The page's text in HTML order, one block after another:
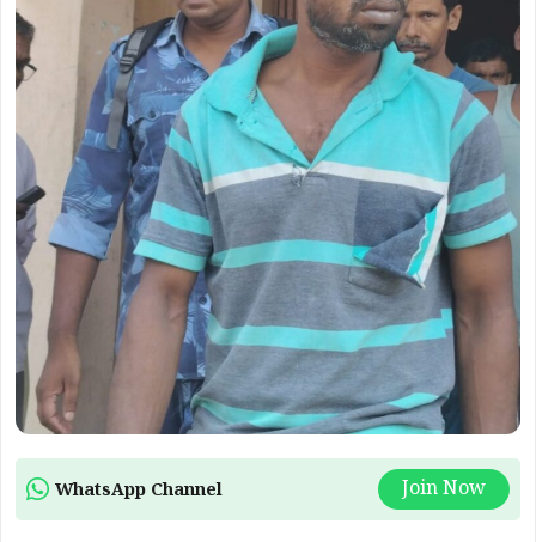
WhatsApp Channel Join Now